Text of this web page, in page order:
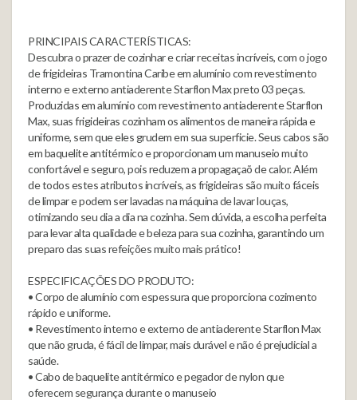
PRINCIPAIS CARACTERÍSTICAS:
Descubra o prazer de cozinhar e criar receitas incríveis, com o jogo
de frigideiras Tramontina Caribe em alumínio com revestimento
interno e externo antiaderente Starflon Max preto 03 peças.
Produzidas em alumínio com revestimento antiaderente Starflon
Max, suas frigideiras cozinham os alimentos de maneira rápida e
uniforme, sem que eles grudem em sua superficie. Seus cabos são
em baquelite antitérmico e proporcionam um manuseio muito
confortável e seguro, pois reduzem a propagaçaõ de calor. Além
de todos estes atributos incríveis, as frigideiras são muito fáceis
de limpar e podem ser lavadas na máquina de lavar louças,
otimizando seu dia a dia na cozinha. Sem dúvida, a escolha perfeita
para levar alta qualidade e beleza para sua cozinha, garantindo um
preparo das suas refeições muito mais prático!
ESPECIFICAÇÕES DO PRODUTO:
• Corpo de alumínio com espessura que proporciona cozimento
rápido e uniforme.
• Revestimento interno e externo de antiaderente Starflon Max
que não gruda, é fácil de limpar, mais durável e não é prejudicial a
saúde.
• Cabo de baquelite antitérmico e pegador de nylon que
oferecem segurança durante o manuseio